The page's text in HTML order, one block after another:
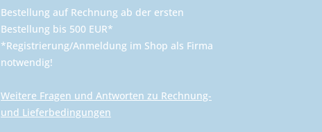
​Bestellung auf Rechnung ab der ersten
Bestellung bis 500 EUR*
*Registrierung/Anmeldung im Shop als Firma
notwendig!
Weitere Fragen und Antworten zu Rechnung-
und Lieferbedingungen